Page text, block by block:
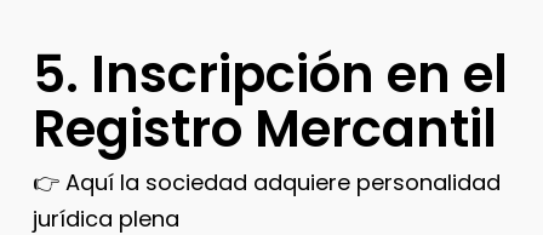
5. Inscripción en el
Registro Mercantil
👉 Aquí la sociedad adquiere personalidad
jurídica plena